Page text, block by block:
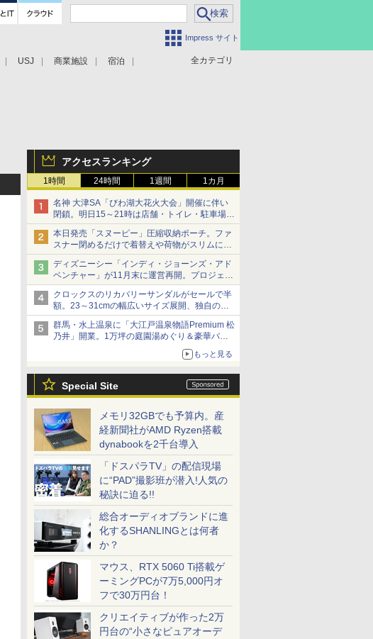
Impress サイト
全カテゴリ
USJ 商業施設 宿泊
アクセスランキング
1時間 24時間 1週間 1カ月
名神 大津SA「びわ湖大花火大会」開催に伴い
閉鎖。明日15～21時は店舗・トイレ・駐車場の
利用不可
本日発売「スヌーピー」圧縮収納ポーチ。ファ
スナー閉めるだけで着替えや荷物がスリムにま
とまる
ディズニーシー「インディ・ジョーンズ・アド
ベンチャー」が11月末に運営再開。プロジェク
ションマッピングを追加、DPAは1500円
クロックスのリカバリーサンダルがセールで半
額。23～31cmの幅広いサイズ展開、独自のク
ッション素材を採用
群馬・水上温泉に「大江戸温泉物語Premium 松
乃井」開業。1万坪の庭園湯めぐり＆豪華バイ
もっと見る
Special Site
メモリ32GBでも予算内。産
経新聞社がAMD Ryzen搭載
dynabookを2千台導入
「ドスパラTV」の配信現場
に“PAD”撮影班が潜入!人気の
秘訣に迫る!!
総合オーディオブランドに進
化するSHANLINGとは何者
か？
マウス、RTX 5060 Ti搭載ゲ
ーミングPCが7万5,000円オ
フで30万円台！
クリエイティブが作った2万
円台の“小さなピュアオーデ